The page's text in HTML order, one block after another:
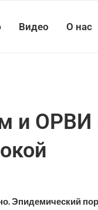
Видео О нас
и ОРВИ
Эпидемический